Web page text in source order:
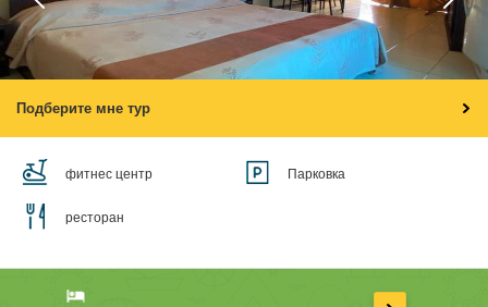
Подберите мне тур
фитнес центр Парковка
ресторан